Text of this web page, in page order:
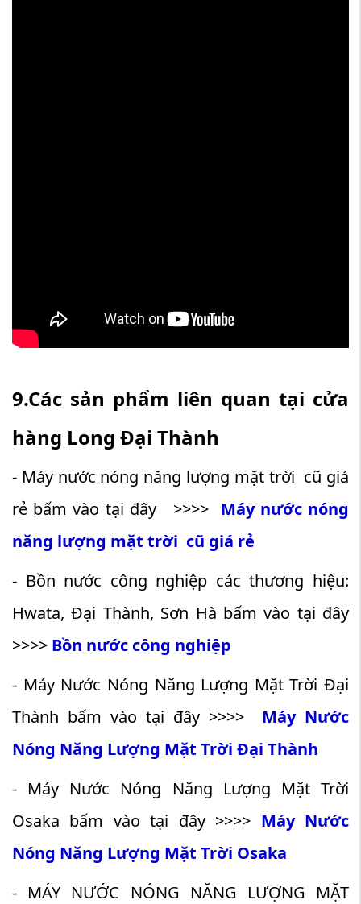
9.Các sản phẩm liên quan tại cửa
hàng Long Đại Thành
- Máy nước nóng năng lượng mặt trời cũ giá
rẻ bấm vào tại đây >>>> Máy nước nóng
năng lượng mặt trời cũ giá rẻ
- Bồn nước công nghiệp các thương hiệu:
Hwata, Đại Thành, Sơn Hà bấm vào tại đây
>>>> Bồn nước công nghiệp
- Máy Nước Nóng Năng Lượng Mặt Trời Đại
Thành bấm vào tại đây >>>> Máy Nước
Nóng Năng Lượng Mặt Trời Đại Thành
- Máy Nước Nóng Năng Lượng Mặt Trời
Osaka bấm vào tại đây >>>> Máy Nước
Nóng Năng Lượng Mặt Trời Osaka
- MÁY NƯỚC NÓNG NĂNG LƯỢNG MẶT